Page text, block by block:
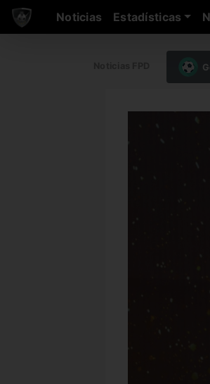
Noticias Estadísticas